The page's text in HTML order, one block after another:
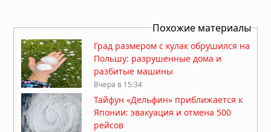
Похожие материалы
Град размером с кулак обрушился на
Польшу: разрушенные дома и
разбитые машины
Вчера в 15:34
Тайфун «Дельфин» приближается к
Японии: эвакуация и отмена 500
рейсов